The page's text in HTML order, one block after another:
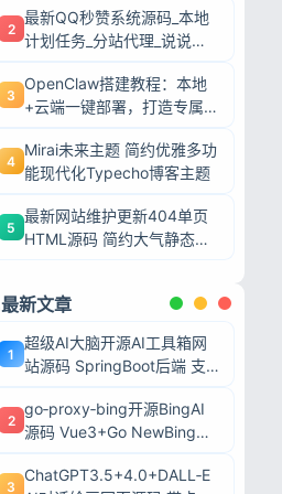
2
最新QQ秒赞系统源码_本地
计划任务_分站代理_说说赞
3
OpenClaw搭建教程：本地
+云端一键部署，打造专属AI
4
Mirai未来主题 简约优雅多功
能现代化Typecho博客主题
5
最新网站维护更新404单页
HTML源码 简约大气静态模
最新文章
1
超级AI大脑开源AI工具箱网
站源码 SpringBoot后端 支
2
go‑proxy‑bing开源BingAI
源码 Vue3+Go NewBing网
3
ChatGPT3.5+4.0+DALL‑E